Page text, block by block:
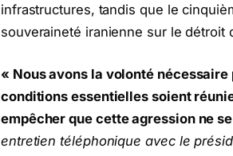
infrastructures, tandis que le
souveraineté iranienne sur le détroit
« Nous avons la volonté
conditions essentielles soient
empêcher que cette agression ne
entretien téléphonique avec le